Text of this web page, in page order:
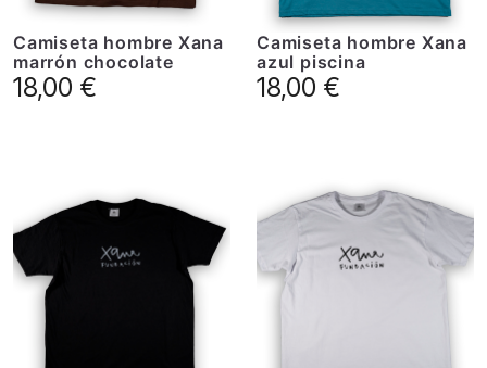
Camiseta hombre Xana
marrón chocolate
18,00 €
Camiseta hombre Xana
azul piscina
18,00 €